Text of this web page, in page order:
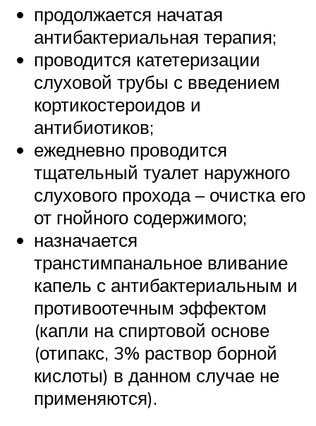
продолжается начатая
антибактериальная терапия;
проводится катетеризации
слуховой трубы с введением
кортикостероидов и
антибиотиков;
ежедневно проводится
тщательный туалет наружного
слухового прохода – очистка его
от гнойного содержимого;
назначается
транстимпанальное вливание
капель с антибактериальным и
противоотечным эффектом
(капли на спиртовой основе
(отипакс, 3% раствор борной
кислоты) в данном случае не
применяются).